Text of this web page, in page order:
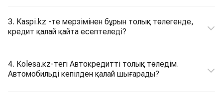
3. Kaspi.kz -те мерзімінен бұрын толық төлегенде,
кредит қалай қайта есептеледі?
4. Kolesa.кz-тегі Автокредитті толық төледім.
Автомобильді кепілден қалай шығарады?